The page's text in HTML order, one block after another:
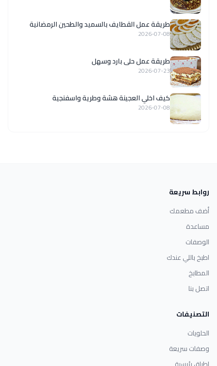
طريقة عمل القطايف بالسميد والطحين الرمضانية
2026-07-08
طريقة عمل حلى بارد وسهل
2026-07-23
كيف اخلي العجينة هشة وطرية واسفنجية
2026-07-08
روابط سريعة
أضف مطعمك
مساعدة
الوصفات
اطبخ باللي عندك
المطابخ
اتصل بنا
التصنيفات
الحلويات
وصفات سريعة